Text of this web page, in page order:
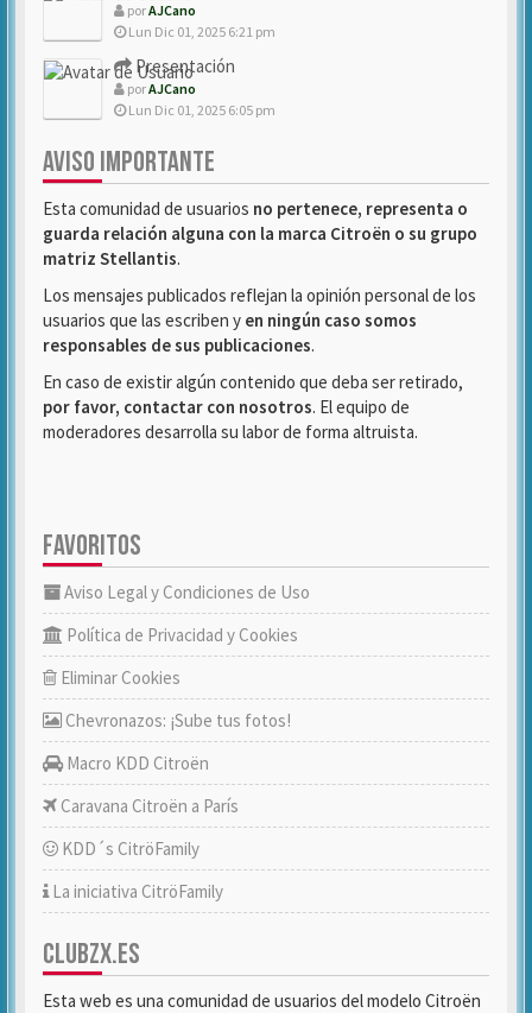
porAJCano
Lun Dic 01, 2025 6:21 pm
Presentación
porAJCano
Lun Dic 01, 2025 6:05 pm
AVISO IMPORTANTE
Esta comunidad de usuarios no pertenece, representa o
guarda relación alguna con la marca Citroën o su grupo
matriz Stellantis.
Los mensajes publicados reflejan la opinión personal de los
usuarios que las escriben y en ningún caso somos
responsables de sus publicaciones.
En caso de existir algún contenido que deba ser retirado,
por favor, contactar con nosotros. El equipo de
moderadores desarrolla su labor de forma altruista.
FAVORITOS
Aviso Legal y Condiciones de Uso
Política de Privacidad y Cookies
Eliminar Cookies
Chevronazos: ¡Sube tus fotos!
Macro KDD Citroën
Caravana Citroën a París
KDD´s CitröFamily
La iniciativa CitröFamily
CLUBZX.ES
Esta web es una comunidad de usuarios del modelo Citroën